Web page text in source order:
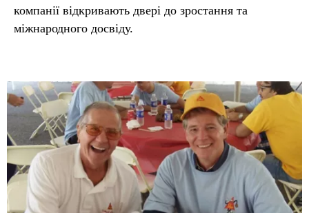
компанії відкривають двері до зростання та
міжнародного досвіду.